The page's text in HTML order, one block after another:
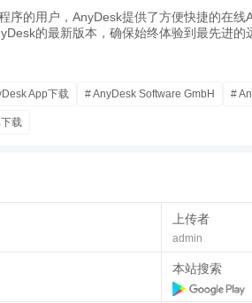
序的用户，AnyDesk提供了方便快捷的在
的最新版本，确保始终体验到最先进的
都能提供高效可靠的远程访问服务。
成为各类用户理想的远程工作工具。
通过TLS 1.2协议和RSA 2048位加
时都能够享受到卓越的安全保障。
以在远程桌面之间轻松共享文件，提高协
捷。
App下载 # AnyDesk Software GmbH #
载
上传者
admin
本站搜索